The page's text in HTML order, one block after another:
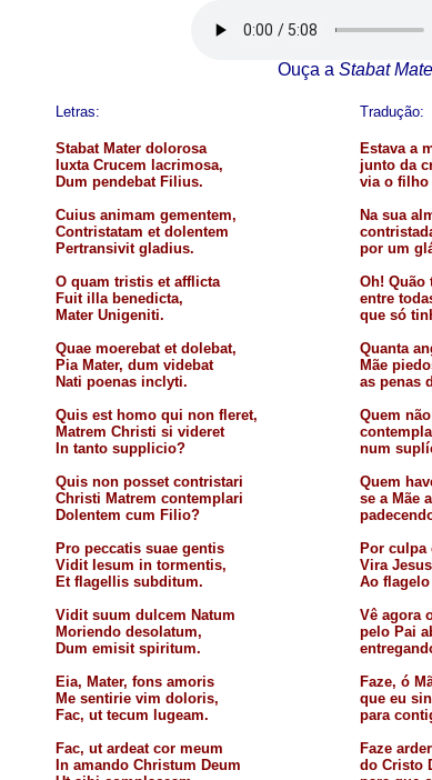
Ouça a Stabat
Letras:
Stabat Mater dolorosa
Iuxta Crucem lacrimosa,
Dum pendebat Filius.
Cuius animam gementem,
Contristatam et dolentem
Pertransivit gladius.
O quam tristis et afflicta
Fuit illa benedicta,
Mater Unigeniti.
Quae moerebat et dolebat,
Pia Mater, dum videbat
Nati poenas inclyti.
Quis est homo qui non fleret,
Matrem Christi si videret
In tanto supplicio?
Quis non posset contristari
Christi Matrem contemplari
Dolentem cum Filio?
Pro peccatis suae gentis
Vidit Iesum in tormentis,
Et flagellis subditum.
Vidit suum dulcem Natum
Moriendo desolatum,
Dum emisit spiritum.
Eia, Mater, fons amoris
Me sentirie vim doloris,
Fac, ut tecum lugeam.
Fac, ut ardeat cor meum
In amando Christum Deum
Tradução:
Estava a
junto da
via o filho
Na sua
por um
Oh! Quão
entre
que só
Quanta
Mãe
as penas
Quem
num
Quem
se a Mãe
Por culpa
Vira
Ao
Vê agora
pelo Pai
Faze, ó
que eu
para
Faze
do Cristo